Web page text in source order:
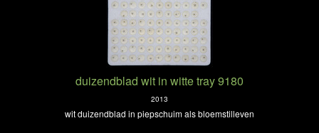
duizendblad wit in witte tray 9180
2013
wit duizendblad in piepschuim als bloemstilleven